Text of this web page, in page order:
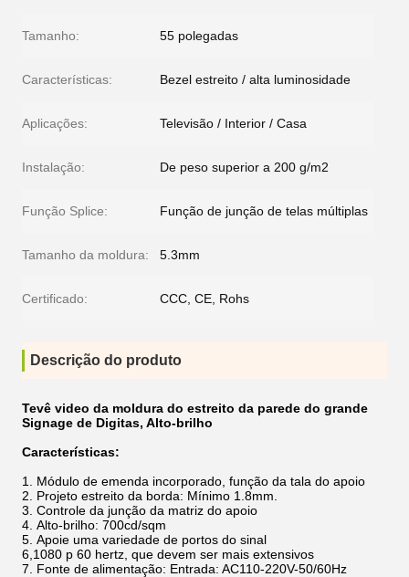
Tamanho: 55 polegadas
Características: Bezel estreito / alta luminosidade
Aplicações: Televisão / Interior / Casa
Instalação: De peso superior a 200 g/m2
Função Splice: Função de junção de telas múltiplas
Tamanho da moldura: 5.3mm
Certificado: CCC, CE, Rohs
Descrição do produto
Tevê video da moldura do estreito da parede do grande
Signage de Digitas, Alto-brilho
Características:
1. Módulo de emenda incorporado, função da tala do apoio
2. Projeto estreito da borda: Mínimo 1.8mm.
3. Controle da junção da matriz do apoio
4. Alto-brilho: 700cd/sqm
5. Apoie uma variedade de portos do sinal
6,1080 p 60 hertz, que devem ser mais extensivos
7. Fonte de alimentação: Entrada: AC110-220V-50/60Hz